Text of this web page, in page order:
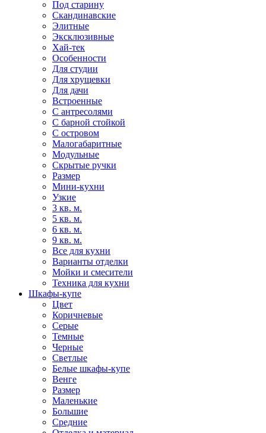
Под старину
Скандинавские
Элитные
Эксклюзивные
Хай-тек
Особенности
Для студии
Для хрущевки
Для дачи
Встроенные
С антресолями
С барной стойкой
С островом
Малогабаритные
Модульные
Скрытые ручки
Размер
Мини-кухни
Узкие
3 кв. м.
5 кв. м.
6 кв. м.
9 кв. м.
Все для кухни
Варианты отделки
Мойки и смесители
Техника для кухни
Шкафы-купе
Цвет
Коричневые
Серые
Темные
Черные
Светлые
Белые шкафы-купе
Венге
Размер
Маленькие
Большие
Средние